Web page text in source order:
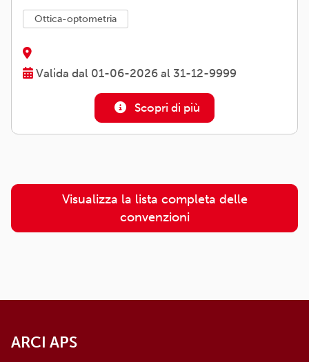
ottica-optometria
Valida dal 01-06-2026 al 31-12-9999
Scopri di più
Visualizza la lista completa delle
convenzioni
ARCI APS